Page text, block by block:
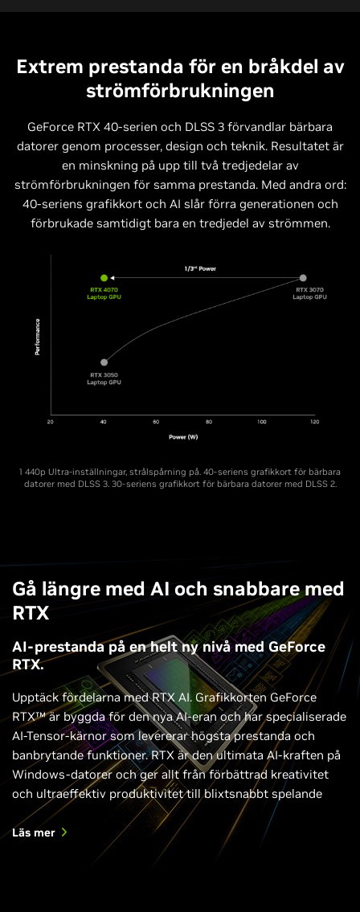
Extrem prestanda för en bråkdel av
strömförbrukningen
GeForce RTX 40-serien och DLSS 3 förvandlar bärbara
datorer genom processer, design och teknik. Resultatet är
en minskning på upp till två tredjedelar av
strömförbrukningen för samma prestanda. Med andra ord:
40-seriens grafikkort och AI slår förra generationen och
förbrukade samtidigt bara en tredjedel av strömmen.
1 440p Ultra-inställningar, strålspårning på. 40-seriens grafikkort för bärbara
datorer med DLSS 3. 30-seriens grafikkort för bärbara datorer med DLSS 2.
Gå längre med AI och snabbare med
RTX
AI-prestanda på en helt ny nivå med GeForce
RTX.
Upptäck fördelarna med RTX AI. Grafikkorten GeForce
RTX™ är byggda för den nya AI-eran och har specialiserade
AI-Tensor-kärnor som levererar högsta prestanda och
banbrytande funktioner. RTX är den ultimata AI-kraften på
Windows-datorer och ger allt från förbättrad kreativitet
och ultraeffektiv produktivitet till blixtsnabbt spelande
Läs mer